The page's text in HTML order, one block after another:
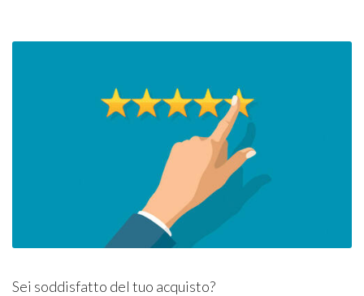
Sei soddisfatto del tuo acquisto?